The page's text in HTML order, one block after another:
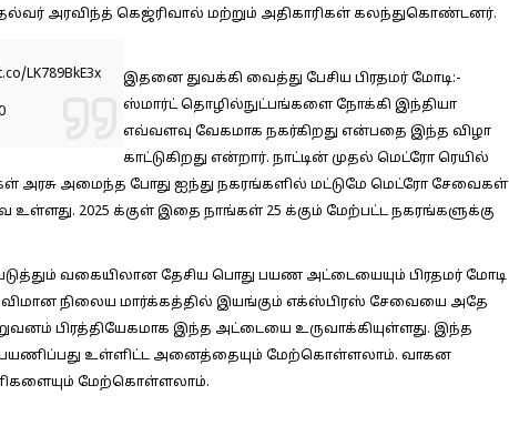
அரவிந்த் கெஜ்ரிவால் மற்றும் அதிகாரிகள் கலந்துகொண்டனர்.
LK789BkE3x
இதனை துவக்கி வைத்து பேசிய பிரதமர் மோடி:-
ஸ்மார்ட் தொழில்நுட்பங்களை நோக்கி இந்தியா
எவ்வளவு வேகமாக நகர்கிறது என்பதை இந்த விழா
காட்டுகிறது என்றார். நாட்டின் முதல் மெட்ரோ ரெயில்
அரசு அமைந்த போது ஐந்து நகரங்களில் மட்டுமே மெட்ரோ சேவைகள்
2025 க்குள் இதை நாங்கள் 25 க்கும் மேற்பட்ட நகரங்களுக்கு
வகையிலான தேசிய பொது பயண அட்டையையும் பிரதமர் மோடி
விமான நிலைய மார்க்கத்தில் இயங்கும் எக்ஸ்பிரஸ் சேவையை அதே
பிரத்தியேகமாக இந்த அட்டையை உருவாக்கியுள்ளது. இந்த
உள்ளிட்ட அனைத்தையும் மேற்கொள்ளலாம். வாகன
மேற்கொள்ளலாம்.